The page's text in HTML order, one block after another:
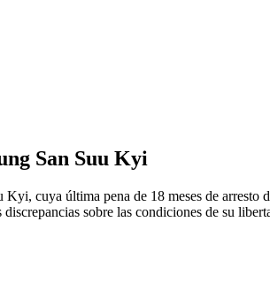
San Suu Kyi
cuya última pena de 18 meses de arresto
sobre las condiciones de su